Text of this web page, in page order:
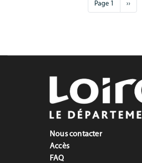
Page 1
Page
››
Nous contacter
Accès
FAQ